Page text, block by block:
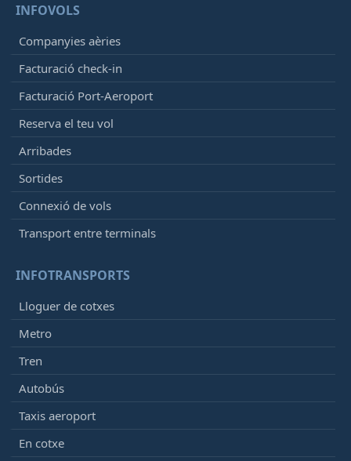
INFOVOLS
Companyies aèries
Facturació check-in
Facturació Port-Aeroport
Reserva el teu vol
Arribades
Sortides
Connexió de vols
Transport entre terminals
INFOTRANSPORTS
Lloguer de cotxes
Metro
Tren
Autobús
Taxis aeroport
En cotxe